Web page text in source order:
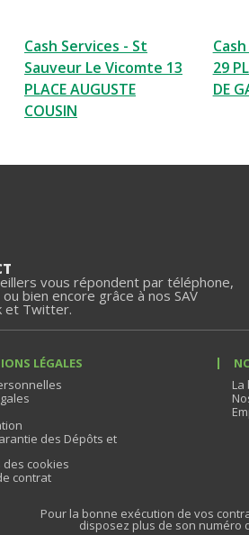
Cash Services - St
Sauveur Le Vicomte 13
PLACE AUGUSTE
COUSIN
29
DE
vous répondent par téléphone,
bien encore grâce à nos SAV
et Twitter.
LÉGALES
des Dépôts et
cookies
contrat
La
Pour la bonne exécution de vos
disposez plus de son numéro